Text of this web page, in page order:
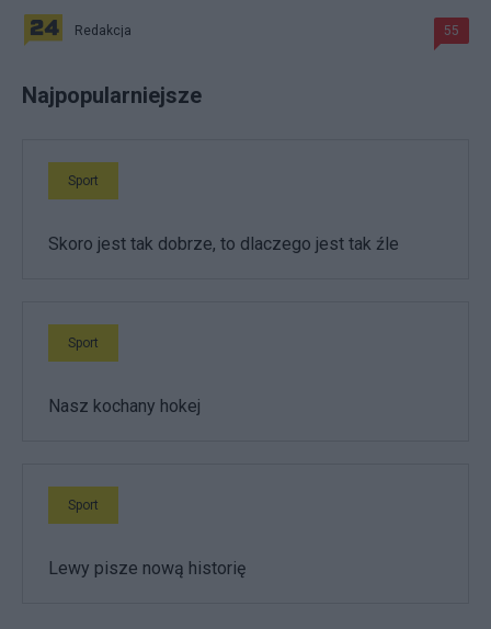
Redakcja 55
Najpopularniejsze
Sport
Skoro jest tak dobrze, to dlaczego jest tak źle
Sport
Nasz kochany hokej
Sport
Lewy pisze nową historię